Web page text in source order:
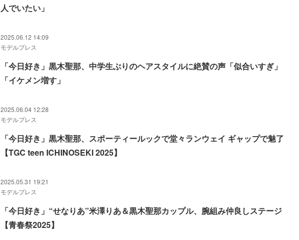
人でいたい」
2025.06.12 14:09
モデルプレス
「今日好き」黒木聖那、中学生ぶりのヘアスタイルに絶賛の声「似合いすぎ」
「イケメン増す」
2025.06.04 12:28
モデルプレス
「今日好き」黒木聖那、スポーティールックで堂々ランウェイ ギャップで魅了
【TGC teen ICHINOSEKI 2025】
2025.05.31 19:21
モデルプレス
「今日好き」“せなりあ”米澤りあ＆黒木聖那カップル、腕組み仲良しステージ
【青春祭2025】